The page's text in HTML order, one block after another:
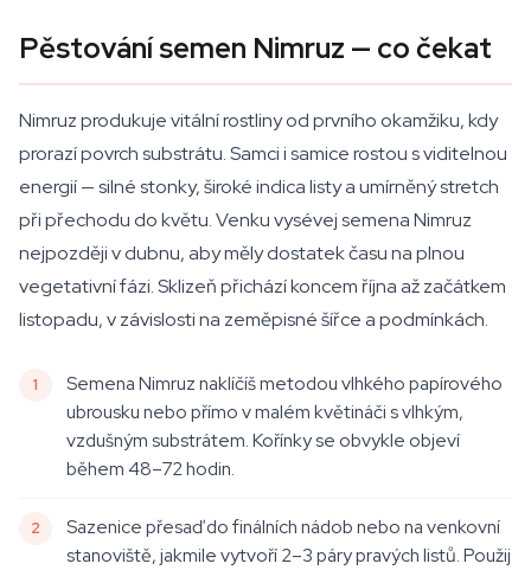
Pěstování semen Nimruz — co čekat
Nimruz produkuje vitální rostliny od prvního okamžiku, kdy
prorazí povrch substrátu. Samci i samice rostou s viditelnou
energií — silné stonky, široké indica listy a umírněný stretch
při přechodu do květu. Venku vysévej semena Nimruz
nejpozději v dubnu, aby měly dostatek času na plnou
vegetativní fázi. Sklizeň přichází koncem října až začátkem
listopadu, v závislosti na zeměpisné šířce a podmínkách.
Semena Nimruz naklíčíš metodou vlhkého papírového
ubrousku nebo přímo v malém květináči s vlhkým,
vzdušným substrátem. Kořínky se obvykle objeví
během 48–72 hodin.
Sazenice přesaď do finálních nádob nebo na venkovní
stanoviště, jakmile vytvoří 2–3 páry pravých listů. Použij